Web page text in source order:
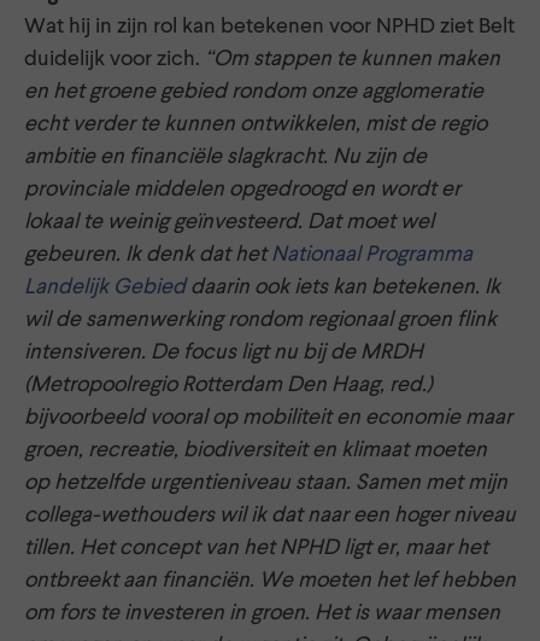
Wat hij in zijn rol kan betekenen voor NPHD ziet Belt
duidelijk voor zich. “Om stappen te kunnen maken
en het groene gebied rondom onze agglomeratie
echt verder te kunnen ontwikkelen, mist de regio
ambitie en financiële slagkracht. Nu zijn de
provinciale middelen opgedroogd en wordt er
lokaal te weinig geïnvesteerd. Dat moet wel
gebeuren. Ik denk dat hetNationaal Programma
Landelijk Gebieddaarin ook iets kan betekenen. Ik
wil de samenwerking rondom regionaal groen flink
intensiveren. De focus ligt nu bij de MRDH
(Metropoolregio Rotterdam Den Haag, red.)
bijvoorbeeld vooral op mobiliteit en economie maar
groen, recreatie, biodiversiteit en klimaat moeten
op hetzelfde urgentieniveau staan. Samen met mijn
collega-wethouders wil ik dat naar een hoger niveau
tillen. Het concept van het NPHD ligt er, maar het
ontbreekt aan financiën. We moeten het lef hebben
om fors te investeren in groen. Het is waar mensen